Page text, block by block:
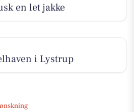
en let jakke
i Lystrup